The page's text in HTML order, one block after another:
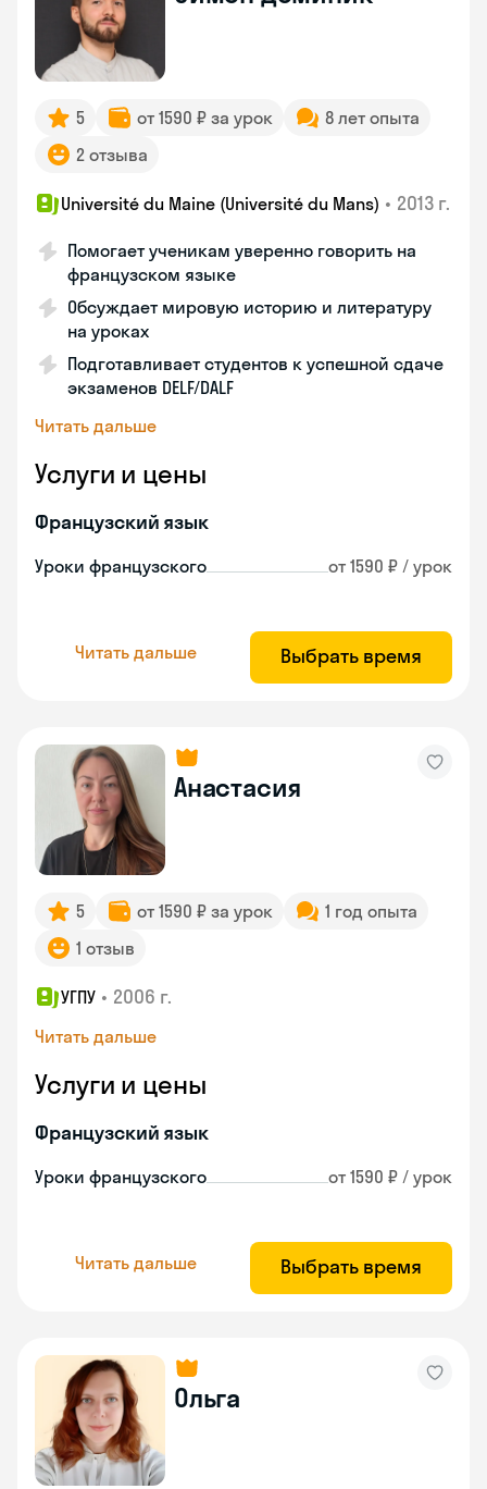
5 от 1590 ₽ за урок
8 лет опыта
2 отзыва
Université du Maine (Université du Mans) • 2013 г.
Помогает ученикам уверенно говорить на
французском языке
Обсуждает мировую историю и литературу
на уроках
Подготавливает студентов к успешной сдаче
экзаменов DELF/DALF
Читать дальше
Услуги и цены
Французский язык
Уроки французского от 1590 ₽ / урок
Читать дальше Выбрать время
Анастасия
5 от 1590 ₽ за урок
1 год опыта
1 отзыв
УГПУ • 2006 г.
Читать дальше
Услуги и цены
Французский язык
Уроки французского от 1590 ₽ / урок
Читать дальше Выбрать время
Ольга